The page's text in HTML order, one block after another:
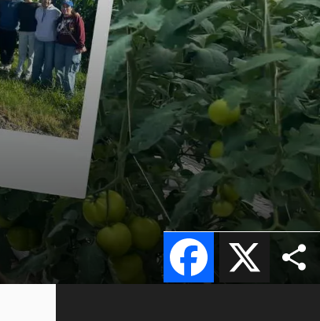
X
Facebook